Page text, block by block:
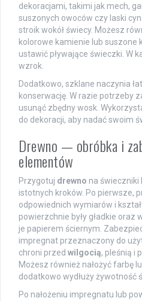
dekoracjami, takimi jak mech,
suszonych owoców czy laski
stroik wokół świecy. Możesz
kolorowe kamienie lub suszone
ustawić pływające świeczki. W
wzrok.
Dodatkowo, szklane naczynia
konserwację. W razie potrzeby
usunąć zbędny wosk.
do dekoracji, aby nadać swoim
Drewno — obróbka i
elementów
Przygotuj drewno na świeczniki
istotnych kroków. Po pierwsze,
odpowiednich wymiarów i
powierzchnie były gładkie
je papierem ściernym.
impregnat przeznaczony do
chroni przed wilgocią, pleśnią i
Możesz również nałożyć farbę
dodatkowo wydłuży żywotność
Po nałożeniu impregnatu lub